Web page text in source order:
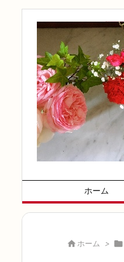
ホーム
 ホーム > 